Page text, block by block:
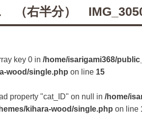
（右半分）
key 0 in /home/isarigami368/
wood/single.php on line 15
property "cat_ID" on null in /home/
kihara-wood/single.php on line